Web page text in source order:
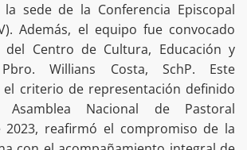
sede de la Conferencia Episcopal
Además, el equipo fue convocado
Centro de Cultura, Educación y
Pbro. Willians Costa, SchP. Este
criterio de representación definido
Nacional de Pastoral
2023, reafirmó el compromiso de la